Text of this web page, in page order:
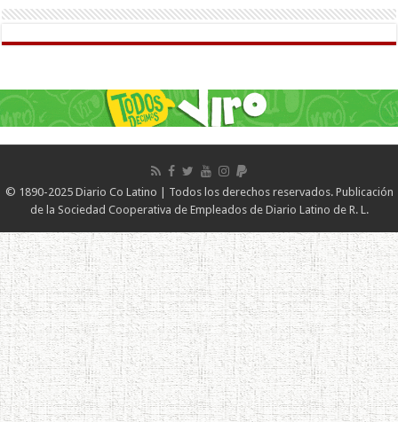
© 1890-2025 Diario Co Latino | Todos los derechos reservados. Publicación
de la Sociedad Cooperativa de Empleados de Diario Latino de R. L.